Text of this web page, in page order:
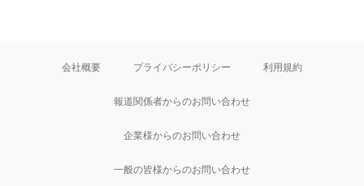
会社概要 プライバシーポリシー 利用規約
報道関係者からのお問い合わせ
企業様からのお問い合わせ
一般の皆様からのお問い合わせ